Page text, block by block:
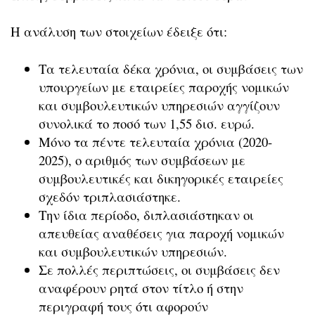
Η ανάλυση των στοιχείων έδειξε ότι:
Τα τελευταία δέκα χρόνια, οι συμβάσεις των
υπουργείων με εταιρείες παροχής νομικών
και συμβουλευτικών υπηρεσιών αγγίζουν
συνολικά το ποσό των 1,55 δισ. ευρώ.
Μόνο τα πέντε τελευταία χρόνια (2020-
2025), ο αριθμός των συμβάσεων με
συμβουλευτικές και δικηγορικές εταιρείες
σχεδόν τριπλασιάστηκε.
Την ίδια περίοδο, διπλασιάστηκαν οι
απευθείας αναθέσεις για παροχή νομικών
και συμβουλευτικών υπηρεσιών.
Σε πολλές περιπτώσεις, οι συμβάσεις δεν
αναφέρουν ρητά στον τίτλο ή στην
περιγραφή τους ότι αφορούν